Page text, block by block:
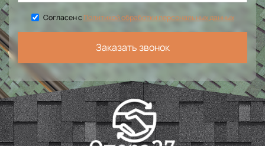
Согласен сПолитикой обработки персональных данных
Заказать звонок